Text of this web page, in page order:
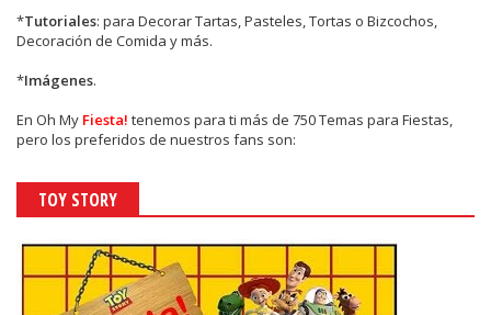
*Tutoriales: para Decorar Tartas, Pasteles, Tortas o Bizcochos,
Decoración de Comida y más.
*Imágenes.
En Oh My Fiesta! tenemos para ti más de 750 Temas para Fiestas,
pero los preferidos de nuestros fans son:
TOY STORY